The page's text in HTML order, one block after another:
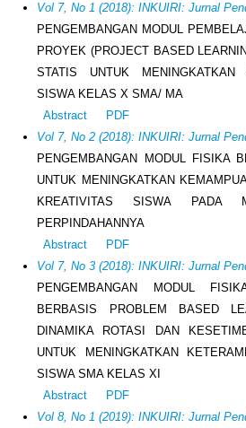
Vol 7, No 1 (2018): INKUIRI: Jurnal
PENGEMBANGAN MODUL
PROYEK (PROJECT BASED
STATIS UNTUK MENINGKATKAN
SISWA KELAS X SMA/ MA
Abstract
PDF
Vol 7, No 2 (2018): INKUIRI: Jurnal
PENGEMBANGAN MODUL FISIKA
UNTUK MENINGKATKAN
KREATIVITAS SISWA PADA
PERPINDAHANNYA
Abstract
PDF
Vol 7, No 3 (2018): INKUIRI: Jurnal
PENGEMBANGAN MODUL
BERBASIS PROBLEM BASED
DINAMIKA ROTASI DAN
UNTUK MENINGKATKAN
SISWA SMA KELAS XI
Abstract
PDF
Vol 8, No 1 (2019): INKUIRI: Jurnal